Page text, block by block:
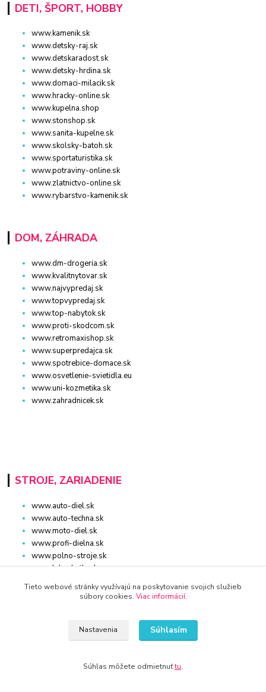
DETI, ŠPORT, HOBBY
www.kamenik.sk
www.detsky-raj.sk
www.detskaradost.sk
www.detsky-hrdina.sk
www.domaci-milacik.sk
www.hracky-online.sk
www.kupelna.shop
www.stonshop.sk
www.sanita-kupelne.sk
www.skolsky-batoh.sk
www.sportaturistika.sk
www.potraviny-online.sk
www.zlatnictvo-online.sk
www.rybarstvo-kamenik.sk
DOM, ZÁHRADA
www.dm-drogeria.sk
www.kvalitnytovar.sk
www.najvypredaj.sk
www.topvypredaj.sk
www.top-nabytok.sk
www.proti-skodcom.sk
www.retromaxishop.sk
www.superpredajca.sk
www.spotrebice-domace.sk
www.osvetlenie-svietidla.eu
www.uni-kozmetika.sk
www.zahradnicek.sk
STROJE, ZARIADENIE
www.auto-diel.sk
www.auto-techna.sk
www.moto-diel.sk
www.profi-dielna.sk
www.polno-stroje.sk
www.krby-kotly.sk
www.stavebnictvo-online.sk
www.maxiobchod-naradie.sk
www.nahradnediely.online
www.uni-zdrav.sk
www.zariadenie-firmy.sk
Tieto webové stránky využívajú na poskytovanie svojich služieb
súbory cookies. Viac informácií.
Nastavenia Súhlasím
Súhlas môžete odmietnuťtu.